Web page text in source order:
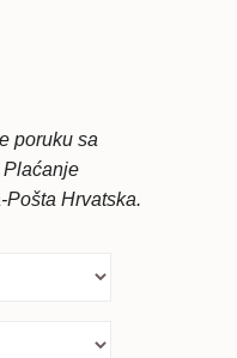
poruku sa
Plaćanje
Hrvatska.